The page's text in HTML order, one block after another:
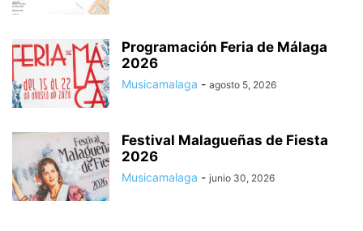
Programación Feria de Málaga
2026
Musicamalaga - agosto 5, 2026
Festival Malagueñas de Fiesta
2026
Musicamalaga - junio 30, 2026